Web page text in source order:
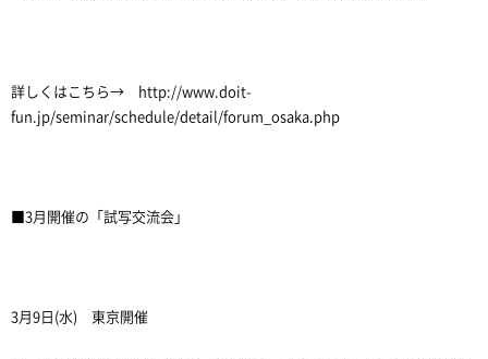
詳しくはこちら→ http://www.doit-
fun.jp/seminar/schedule/detail/forum_osaka.php
■3月開催の「試写交流会」
3月9日(水) 東京開催